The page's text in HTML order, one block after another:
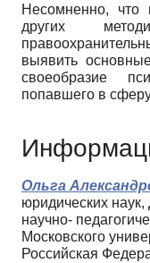
Несомненно, что
других
выявить
своеобразие
попавшего в
Ольга
юридических наук,
научно-
Московского
Российская